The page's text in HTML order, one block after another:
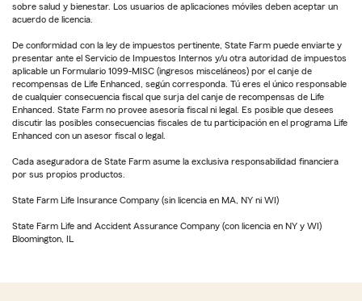
sobre salud y bienestar. Los usuarios de aplicaciones móviles deben aceptar un
acuerdo de licencia.
De conformidad con la ley de impuestos pertinente, State Farm puede enviarte y
presentar ante el Servicio de Impuestos Internos y/u otra autoridad de impuestos
aplicable un Formulario 1099-MISC (ingresos misceláneos) por el canje de
recompensas de Life Enhanced, según corresponda. Tú eres el único responsable
de cualquier consecuencia fiscal que surja del canje de recompensas de Life
Enhanced. State Farm no provee asesoría fiscal ni legal. Es posible que desees
discutir las posibles consecuencias fiscales de tu participación en el programa Life
Enhanced con un asesor fiscal o legal.
Cada aseguradora de State Farm asume la exclusiva responsabilidad financiera
por sus propios productos.
State Farm Life Insurance Company (sin licencia en MA, NY ni WI)
State Farm Life and Accident Assurance Company (con licencia en NY y WI)
Bloomington, IL